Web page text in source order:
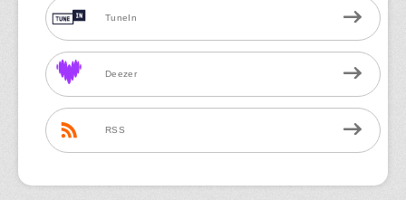
TuneIn
Deezer
RSS